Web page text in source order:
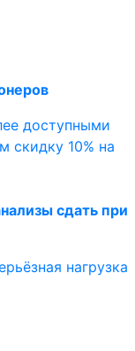
доступными
скидку 10% на
сдать при
нагрузка